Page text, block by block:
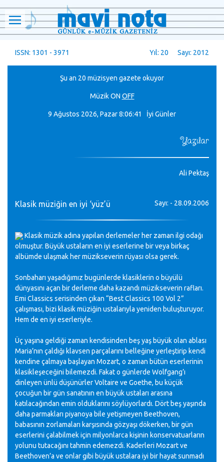
ISSN: 1301 - 3971 Yıl: 20 Sayı: 2012
Şu an 20 müzisyen gazete okuyor
MüzikON OFF
9 Ağustos 2026, Pazar8:06:42 İyi Günler
Yazılar
Ali Pektaş
Klasik müziğin en iyi ‘yüz’ü Sayı: - 28.09.2006
Klasik müzik adına yapılan derlemeler her zaman ilgi odağı
olmuştur. Büyük ustaların en iyi eserlerine bir veya birkaç
albümde ulaşmak her müzikseverin rüyası olsa gerek.
Sonbaharı yaşadığımız bugünlerde klasiklerin o büyülü
dünyasını açan bir derleme daha kazandı müzikseverin rafları.
Emi Classics serisinden çıkan “Best Classics 100 Vol 2”
çalışması, bizi klasik müziğin ustalarıyla yeniden buluşturuyor.
Hem de en iyi eserleriyle.
Üç yaşına geldiği zaman kendisinden beş yaş büyük olan ablası
Maria’nın çaldığı klavsen parçalarını belleğine yerleştirip kendi
kendine çalmaya başlayan Mozart, o zaman bütün eserlerinin
klasikleşeceğini bilemezdi. Fakat o günlerde Wolfgang’ı
dinleyen ünlü düşünürler Voltaire ve Goethe, bu küçük
çocuğun bir gün sanatının en büyük ustaları arasına
katılacağından emin olduklarını söylüyorlardı. Dört beş yaşında
daha parmakları piyanoya bile yetişmeyen Beethoven,
babasının zorlamaları karşısında gözyaşı dökerken, bir gün
eserlerini çalabilmek için milyonlarca kişinin konservatuarların
yolunu tutacağını tahmin edemezdi. Kaderleri Mozart ve
Beethoven’a ve onlar gibi büyük ustalara iyi bir hayat sunmadı